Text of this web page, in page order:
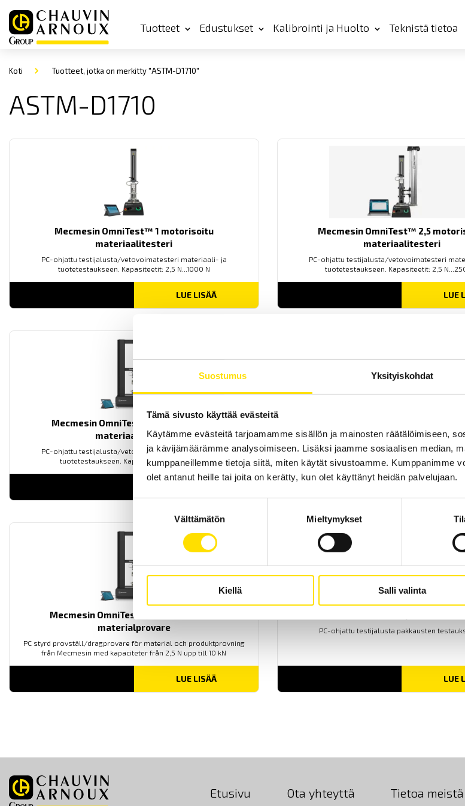
Suostumus Yksityiskohdat
Tämä sivusto käyttää evästeitä
Käytämme evästeitä tarjoamamme sisällön ja mainosten räätälöimiseen,
ja kävijämäärämme analysoimiseen. Lisäksi jaamme sosiaalisen median,
kumppaneillemme tietoja siitä, miten käytät sivustoamme. Kumppanimme
olet antanut heille tai joita on kerätty, kun olet käyttänyt heidän palvelujaan.
Välttämätön Mieltymykset
Kiellä Salli valinta
Tuotteet Edustukset Kalibrointi ja Huolto Teknistä tietoa
Koti Tuotteet, jotka on merkitty "ASTM-D1710"
ASTM-D1710
Mecmesin OmniTest™ 1 motorisoitu
materiaalitesteri
PC-ohjattu testijalusta/vetovoimatesteri materiaali- ja
tuotetestaukseen. Kapasiteetit: 2,5 N...1000 N
LUE LISÄÄ
Mecmesin OmniTest™ 2,5
materiaalitesteri
PC-ohjattu testijalusta/vetovoimatesteri
tuotetestaukseen. Kapasiteetit: 2,5
LUE
Mecmesin OmniTest™ 25 motorisoitu
materiaalitesteri
PC-ohjattu testijalusta/vetovoimatesteri materiaali- ja
tuotetestaukseen. Kapasiteetit: 2,5 N...25 kN
materiaalitesteri
PC-ohjattu testijalusta/vetovoimatesteri
tuotetestaukseen. Kapasiteetit: 2,5 N
Mecmesin OmniTest™ 10 motoriserad
materialprovare
PC styrd provställ/dragprovare för material och produktprovning
från Mecmesin med kapaciteter från 2,5 N upp till 10 kN
LUE LISÄÄ
PC-ohjattu testijalusta pakkausten
LUE
Etusivu Ota yhteyttä Tietoa meistä